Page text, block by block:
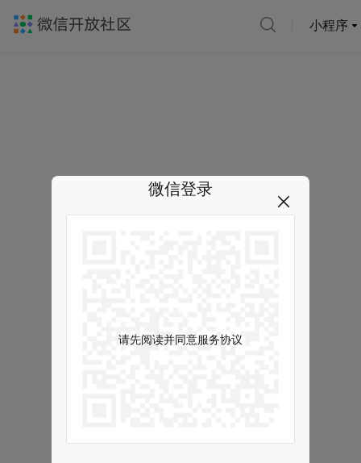
小程序
微信登录
请先阅读并同意服务协议